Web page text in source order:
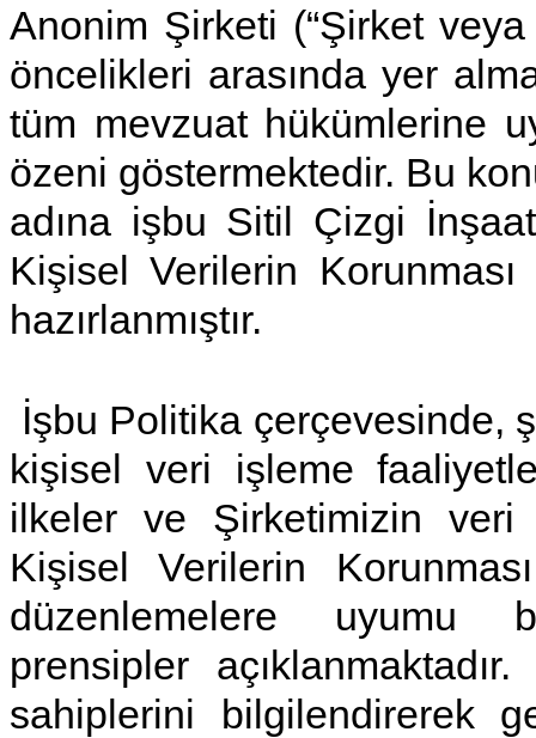
Anonim Şirketi (“Şirket
öncelikleri arasında yer
tüm mevzuat hükümlerine
özeni göstermektedir. Bu
adına işbu Sitil Çizgi
Kişisel Verilerin
hazırlanmıştır.
İşbu Politika çerçevesinde,
kişisel veri işleme
ilkeler ve Şirketimizin veri
Kişisel Verilerin
düzenlemelere uyumu
prensipler
sahiplerini bilgilendirerek